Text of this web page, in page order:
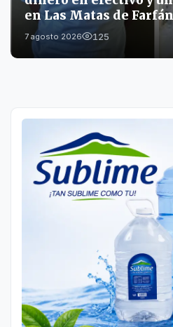
en Las Matas de
7 agosto 2026 125